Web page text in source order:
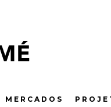
MERCADOS